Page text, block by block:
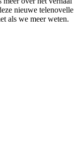
nieuwe telenovelle
als we meer weten.